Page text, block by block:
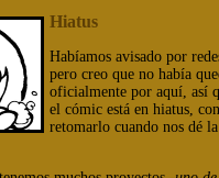
Hiatus
Habíamos avisado por
pero creo que no había
oficialmente por aquí, así
el cómic está en hiatus,
retomarlo cuando nos dé